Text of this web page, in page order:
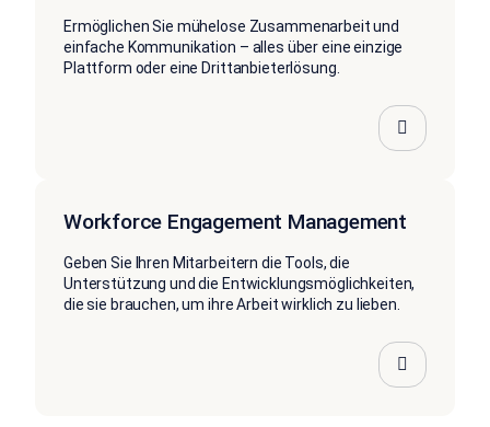
Ermöglichen Sie mühelose Zusammenarbeit und
einfache Kommunikation – alles über eine einzige
Plattform oder eine Drittanbieterlösung.
Workforce Engagement Management
Geben Sie Ihren Mitarbeitern die Tools, die
Unterstützung und die Entwicklungsmöglichkeiten,
die sie brauchen, um ihre Arbeit wirklich zu lieben.